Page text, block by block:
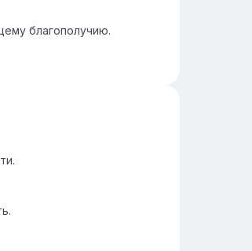
благополучию.